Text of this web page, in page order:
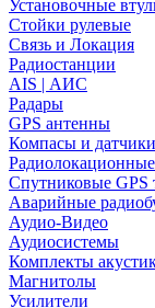
Установочные
Стойки рулевые
Связь и Локация
Радиостанции
AIS | АИС
Радары
GPS антенны
Компасы и
Спутниковые GPS
Аварийные
Аудио-Видео
Аудиосистемы
Комплекты
Магнитолы
Усилители